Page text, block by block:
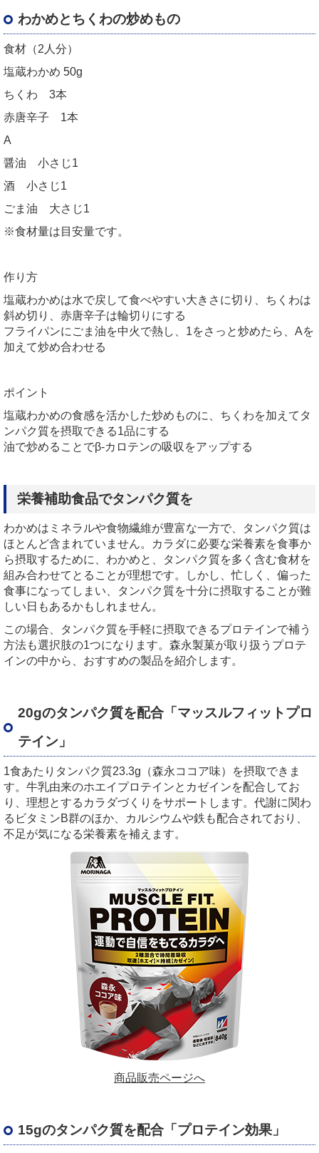
わかめとちくわの炒めもの
食材（2人分）
塩蔵わかめ 50g
ちくわ 3本
赤唐辛子 1本
A
醤油 小さじ1
酒 小さじ1
ごま油 大さじ1
※食材量は目安量です。
作り方
塩蔵わかめは水で戻して食べやすい大きさに切り、ちくわは
斜め切り、赤唐辛子は輪切りにする
フライパンにごま油を中火で熱し、1をさっと炒めたら、Aを
加えて炒め合わせる
ポイント
塩蔵わかめの食感を活かした炒めものに、ちくわを加えてタ
ンパク質を摂取できる1品にする
油で炒めることでβ‐カロテンの吸収をアップする
栄養補助食品でタンパク質を
わかめはミネラルや食物繊維が豊富な一方で、タンパク質は
ほとんど含まれていません。カラダに必要な栄養素を食事か
ら摂取するために、わかめと、タンパク質を多く含む食材を
組み合わせてとることが理想です。しかし、忙しく、偏った
食事になってしまい、タンパク質を十分に摂取することが難
しい日もあるかもしれません。
この場合、タンパク質を手軽に摂取できるプロテインで補う
方法も選択肢の1つになります。森永製菓が取り扱うプロテ
インの中から、おすすめの製品を紹介します。
20gのタンパク質を配合「マッスルフィットプロ
テイン」
1食あたりタンパク質23.3g（森永ココア味）を摂取できま
す。牛乳由来のホエイプロテインとカゼインを配合してお
り、理想とするカラダづくりをサポートします。代謝に関わ
るビタミンB群のほか、カルシウムや鉄も配合されており、
不足が気になる栄養素を補えます。
商品販売ページへ
15gのタンパク質を配合「プロテイン効果」